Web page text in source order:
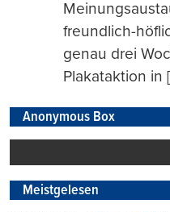
freundlich-
genau drei
Plakataktion in
Anonymous Box
Meistgelesen